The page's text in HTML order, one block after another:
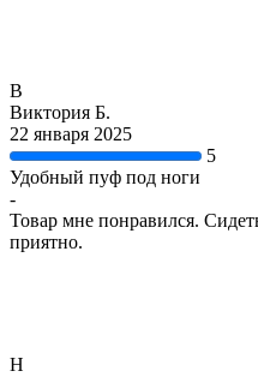
В
Виктория Б.
22 января 2025
5
Удобный пуф под ноги
-
Товар мне понравился.
приятно.
Н